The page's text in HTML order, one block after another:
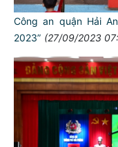
Công an quận Hải
2023” (27/09/2023